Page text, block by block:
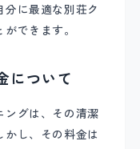
に最適な別荘ク
できます。
について
ングは、その清潔
し、その料金は